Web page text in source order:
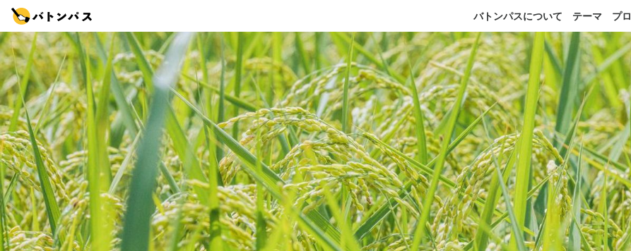
バトンパスについて テーマ プ